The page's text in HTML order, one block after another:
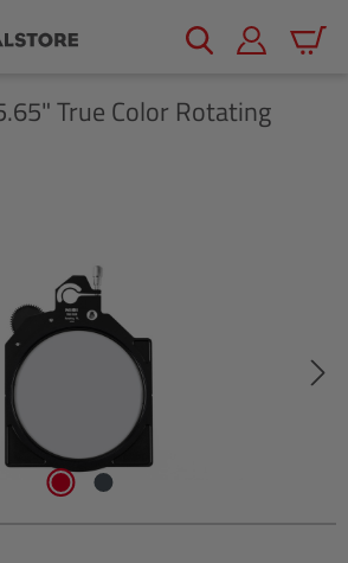
True Color Rotating